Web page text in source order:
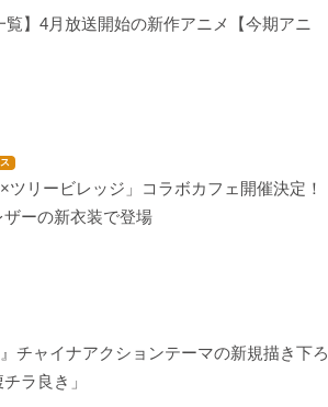
覧】4月放送開始の新作アニメ【今期アニ
ツリービレッジ」コラボカフェ開催決定！
ーの新衣装で登場
チャイナアクションテーマの新規描き下ろ
ラ良き」